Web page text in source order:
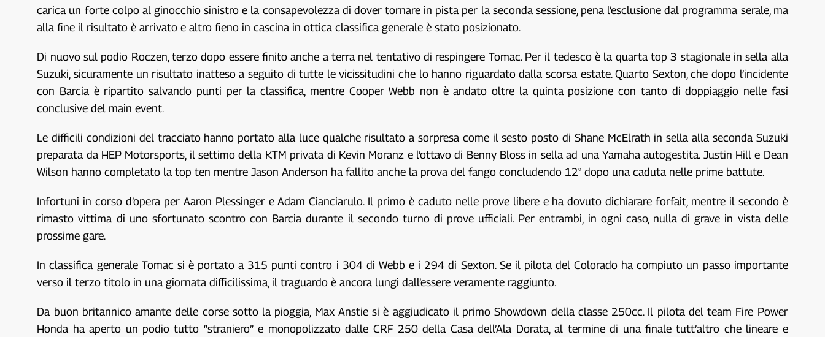
carica un forte colpo al ginocchio sinistro e la consapevolezza di dover tornare in pista per la seconda sessione, pena l’esclusione dal programma serale, ma
alla fine il risultato è arrivato e altro fieno in cascina in ottica classifica generale è stato posizionato.
Di nuovo sul podio Roczen, terzo dopo essere finito anche a terra nel tentativo di respingere Tomac. Per il tedesco è la quarta top 3 stagionale in sella alla
Suzuki, sicuramente un risultato inatteso a seguito di tutte le vicissitudini che lo hanno riguardato dalla scorsa estate. Quarto Sexton, che dopo l’incidente
con Barcia è ripartito salvando punti per la classifica, mentre Cooper Webb non è andato oltre la quinta posizione con tanto di doppiaggio nelle fasi
conclusive del main event.
Le difficili condizioni del tracciato hanno portato alla luce qualche risultato a sorpresa come il sesto posto di Shane McElrath in sella alla seconda Suzuki
preparata da HEP Motorsports, il settimo della KTM privata di Kevin Moranz e l’ottavo di Benny Bloss in sella ad una Yamaha autogestita. Justin Hill e Dean
Wilson hanno completato la top ten mentre Jason Anderson ha fallito anche la prova del fango concludendo 12° dopo una caduta nelle prime battute.
Infortuni in corso d’opera per Aaron Plessinger e Adam Cianciarulo. Il primo è caduto nelle prove libere e ha dovuto dichiarare forfait, mentre il secondo è
rimasto vittima di uno sfortunato scontro con Barcia durante il secondo turno di prove ufficiali. Per entrambi, in ogni caso, nulla di grave in vista delle
prossime gare.
In classifica generale Tomac si è portato a 315 punti contro i 304 di Webb e i 294 di Sexton. Se il pilota del Colorado ha compiuto un passo importante
verso il terzo titolo in una giornata difficilissima, il traguardo è ancora lungi dall’essere veramente raggiunto.
Da buon britannico amante delle corse sotto la pioggia, Max Anstie si è aggiudicato il primo Showdown della classe 250cc. Il pilota del team Fire Power
Honda ha aperto un podio tutto “straniero” e monopolizzato dalle CRF 250 della Casa dell’Ala Dorata, al termine di una finale tutt’altro che lineare e